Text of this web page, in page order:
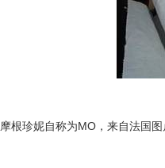
摩根珍妮自称为MO，来自法国